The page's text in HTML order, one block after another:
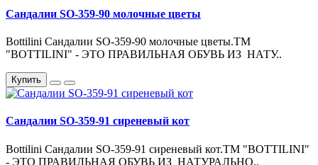
Сандалии SO-359-90 молочные цветы
Bottilini Сандалии SO-359-90 молочные цветы.ТМ
"BOTTILINI" - ЭТО ПРАВИЛЬНАЯ ОБУВЬ ИЗ НАТУ..
Купить
Сандалии SO-359-91 сиреневый кот
Bottilini Сандалии SO-359-91 сиреневый кот.ТМ "BOTTILINI"
- ЭТО ПРАВИЛЬНАЯ ОБУВЬ ИЗ НАТУРАЛЬНО..